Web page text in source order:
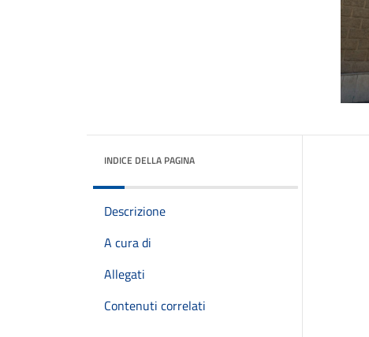
INDICE DELLA PAGINA
Descrizione
A cura di
Allegati
Contenuti correlati